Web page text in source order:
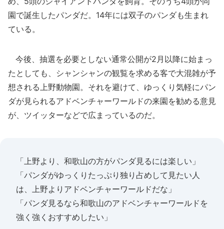
園で誕生したパンダだ。14年には双子のパンダも生まれ
ている。
今後、抽選を必要としない通常公開が2月以降に始まっ
たとしても、シャンシャンの観覧を求める客で大混雑が予
想される上野動物園。それを避けて、ゆっくり気軽にパン
ダが見られるアドベンチャーワールドの来園を勧める意見
が、ツイッターなどで広まっているのだ。
「上野より、和歌山の方がパンダ見るには楽しい」
「パンダがゆっくりたっぷり独り占めして見たい人
は、上野よりアドベンチャーワールドだな」
「パンダ見るなら和歌山のアドベンチャーワールドを
強く強くおすすめしたい」